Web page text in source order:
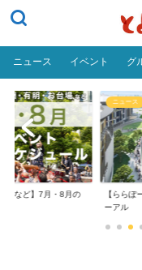
ニュース イベント グ
場など】7月・8月の
ニュース
【ららぽ
ーアル